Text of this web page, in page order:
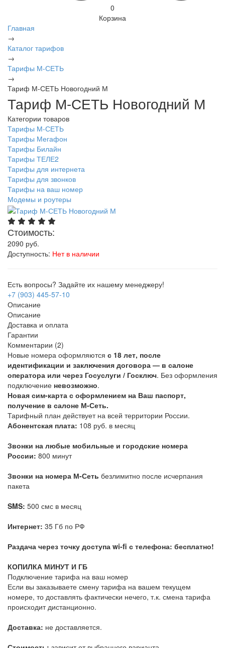
0
Корзина
Главная
→
Каталог тарифов
→
Тарифы М-СЕТЬ
→
Тариф М-СЕТЬ Новогодний М
Тариф М-СЕТЬ Новогодний М
Категории товаров
Тарифы М-СЕТЬ
Тарифы Мегафон
Тарифы Билайн
Тарифы ТЕЛЕ2
Тарифы для интернета
Тарифы для звонков
Тарифы на ваш номер
Модемы и роутеры
Стоимость:
2090 руб.
Доступность: Нет в наличии
Есть вопросы? Задайте их нашему менеджеру!
+7 (903) 445-57-10
Описание
Описание
Доставка и оплата
Гарантии
Комментарии (2)
Новые номера оформляются с 18 лет, после
идентификации и заключения договора — в салоне
оператора или через Госуслуги / Госключ. Без оформления
подключение невозможно.
Новая сим-карта с оформлением на Ваш паспорт,
получение в салоне М-Сеть.
Тарифный план действует на всей территории России.
Абонентская плата: 108 руб. в месяц
Звонки на любые мобильные и городские номера
России: 800 минут
Звонки на номера М-Сеть безлимитно после исчерпания
пакета
SMS: 500 смс в месяц
Интернет: 35 Гб по РФ
Раздача через точку доступа wi-fi с телефона: бесплатно!
КОПИЛКА МИНУТ И ГБ
Подключение тарифа на ваш номер
Если вы заказываете смену тарифа на вашем текущем
номере, то доставлять фактически нечего, т.к. смена тарифа
происходит дистанционно.
Доставка: не доставляется.